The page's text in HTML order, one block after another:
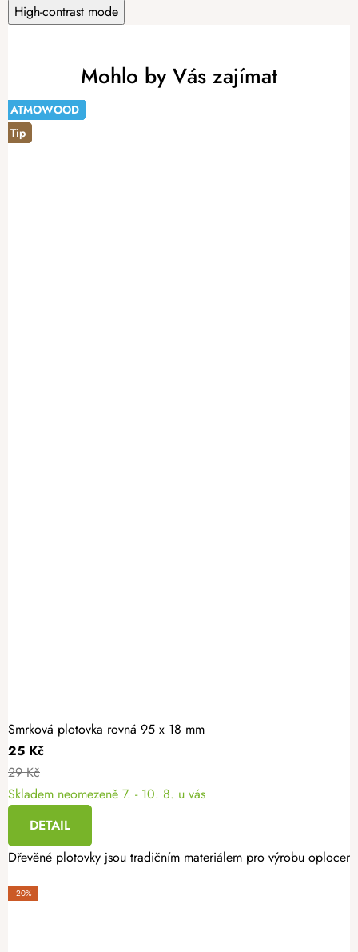
High-contrast mode
Mohlo by Vás zajímat
ATMOWOOD
-14%
Smrková plotovka rovná 95 x 18 mm
25 Kč
29 Kč
Skladem neomezeně 7. - 10. 8. u vás
DETAIL
Dřevěné plotovky jsou tradičním materiálem pro výrobu
ATMOWOOD
-20%
Tip
ATMOWOOD
ATMOWOOD
ATMOWOOD
ATMOWOOD
Tip
ATMOWOOD
Tip
ATMOWOOD
ATMOWOOD